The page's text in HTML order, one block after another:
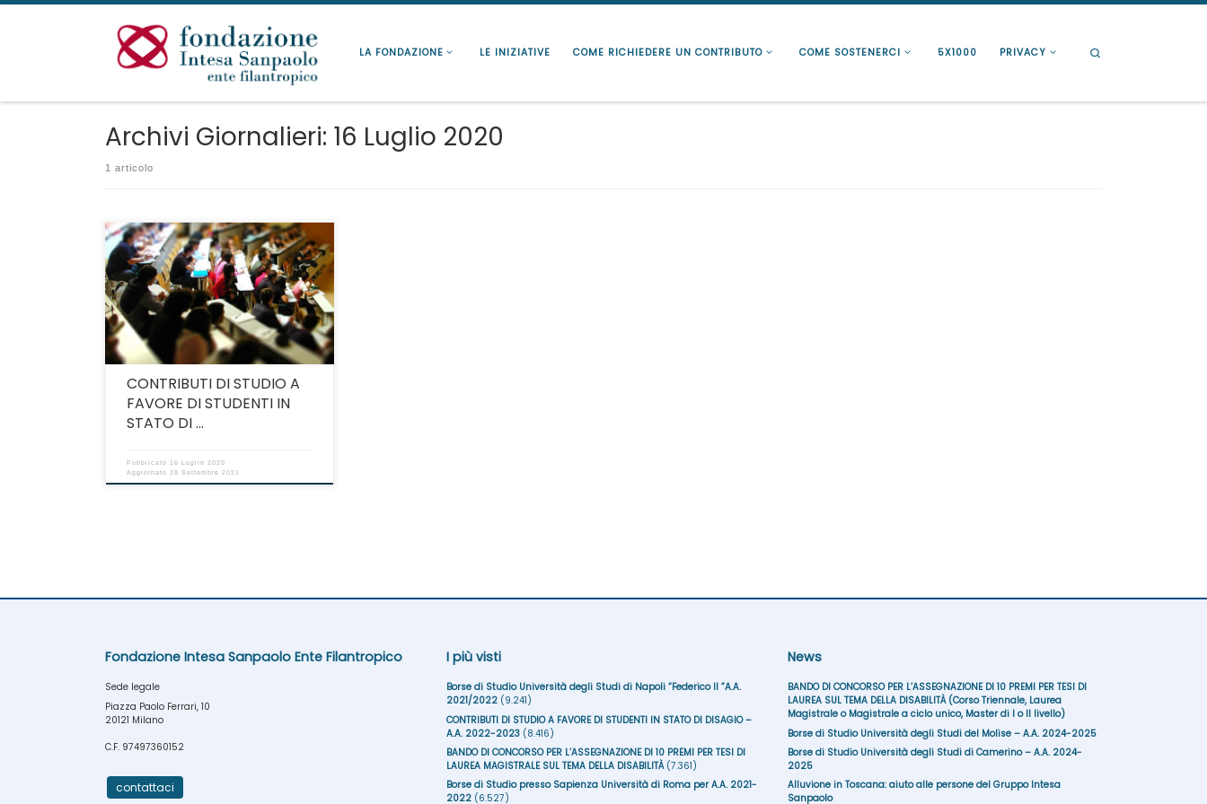
Passa al contenuto
LA FONDAZIONE LE INIZIATIVE COME RICHIEDERE UN CONTRIBUTO COME SOSTENERCI 5X1000 PRIVACY
Archivi Giornalieri: 16 Luglio 2020
1 articolo
Attività riservata esclusivamente alle
Università Statali Italiane. Scadenza
iniziativa il 15 settembre 2020.
CONTRIBUTI DI STUDIO A
FAVORE DI STUDENTI IN
STATO DI …
Pubblicato 16 Luglio 2020
Aggiornato 28 Settembre 2021
Fondazione Intesa Sanpaolo Ente Filantropico
Sede legale
Piazza Paolo Ferrari, 10
20121 Milano
C.F. 97497360152
contattaci
I più visti
Borse di Studio Università degli Studi di Napoli “Federico II ”A.A.
2021/2022 (9.241)
CONTRIBUTI DI STUDIO A FAVORE DI STUDENTI IN STATO DI DISAGIO –
A.A. 2022-2023 (8.416)
BANDO DI CONCORSO PER L’ASSEGNAZIONE DI 10 PREMI PER TESI DI
LAUREA MAGISTRALE SUL TEMA DELLA DISABILITÀ (7.361)
Borse di Studio presso Sapienza Università di Roma per A.A. 2021-
2022 (6.527)
News
BANDO DI CONCORSO PER L’ASSEGNAZIONE DI 10 PREMI PER TESI DI
LAUREA SUL TEMA DELLA DISABILITÀ (Corso Triennale, Laurea
Magistrale o Magistrale a ciclo unico, Master di I o II livello)
Borse di Studio Università degli Studi del Molise – A.A. 2024-2025
Borse di Studio Università degli Studi di Camerino – A.A. 2024-
2025
Alluvione in Toscana: aiuto alle persone del Gruppo Intesa
Sanpaolo